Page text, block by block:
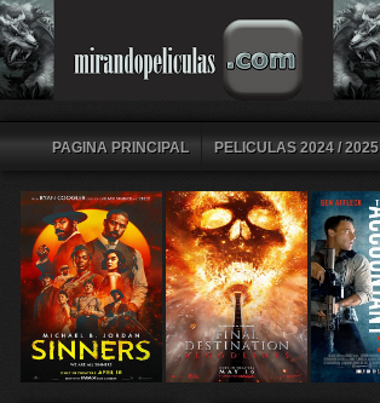
PAGINA PRINCIPAL PELICULAS 2024 / 2025